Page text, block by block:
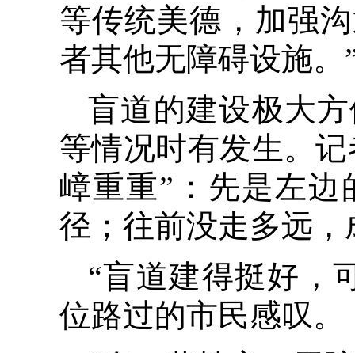
等传统美德，加强
者其他无障碍设施。
盲道的建设极大
等情况时有发生。
嶂重重”：先是左
径；往前没走多远
“盲道建得挺好，
位路过的市民感叹。